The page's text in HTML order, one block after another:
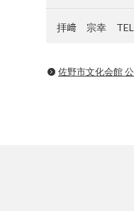
拝﨑 宗幸 TEL
佐野市文化会館